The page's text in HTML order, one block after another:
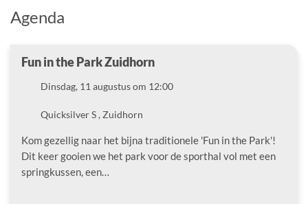
Agenda
Fun in the Park Zuidhorn
DatumDinsdag, 11 augustus om 12:00
LocatieQuicksilver S , Zuidhorn
Kom gezellig naar het bijna traditionele 'Fun in the Park'!
Dit keer gooien we het park voor de sporthal vol met een
springkussen, een…